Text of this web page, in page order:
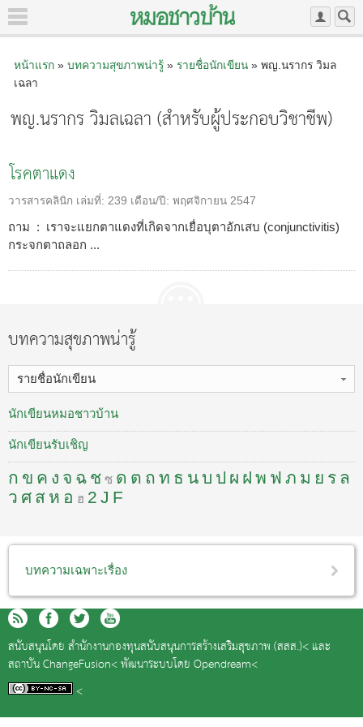
หน้าแรก» บทความสุขภาพน่ารู้» รายชื่อนักเขียน» พญ.นรากร วิมล
เฉลา
พญ.นรากร วิมลเฉลา (สำหรับผู้ประกอบวิชาชีพ)
โรคตาแดง
วารสารคลินิก เล่มที่: 239 เดือน/ปี: พฤศจิกายน 2547
ถาม : เราจะแยกตาแดงที่เกิดจากเยื่อบุตาอักเสบ (conjunctivitis)
กระจกตาถลอก ...
บทความสุขภาพน่ารู้
รายชื่อนักเขียน
นักเขียนหมอชาวบ้าน
นักเขียนรับเชิญ
ก ข ค ง จ ฉ ช ซ ด ต ถ ท ธ นบ ป ผ ฝ พ ฟ ภ ม ย ร ล
ว ศ ส ห อ ฮ 2 J F
บทความเฉพาะเรื่อง
สนับสนุนโดย สำนักงานกองทุนสนับสนุนการสร้างเสริมสุขภาพ (สสส.)< และ
สถาบัน ChangeFusion<พัฒนาระบบโดย Opendream<
<